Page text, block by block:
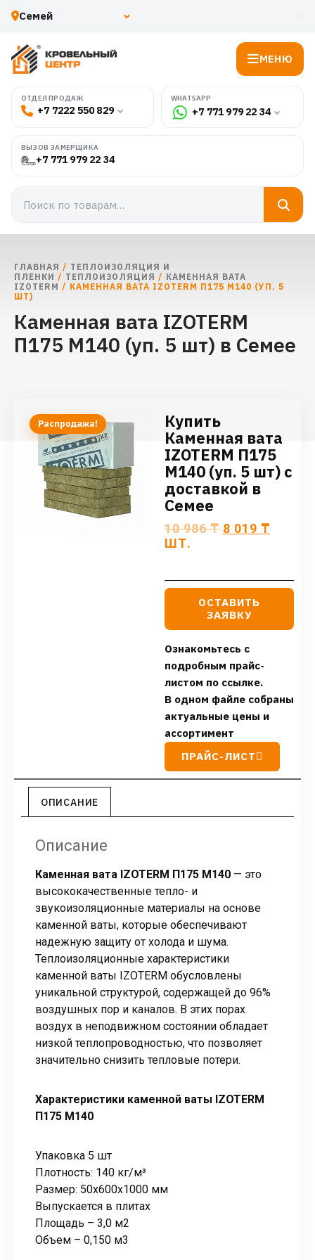
МЕНЮ
ОТДЕЛ ПРОДАЖ
+7 7222 550 829
WHATSAPP
+7 771 979 22 34
ВЫЗОВ ЗАМЕРЩИКА
+7 771 979 22 34
ГЛАВНАЯ / ТЕПЛОИЗОЛЯЦИЯ И
ПЛЕНКИ / ТЕПЛОИЗОЛЯЦИЯ / КАМЕННАЯ ВАТА
IZOTERM / КАМЕННАЯ ВАТА IZOTERM П175 М140 (УП. 5
ШТ)
Каменная вата IZOTERM
П175 М140 (уп. 5 шт) в Семее
Распродажа!
Купить
Каменная вата
IZOTERM П175
М140 (уп. 5 шт) с
доставкой в
Семее
10 986₸ 8 019 ₸
ШТ.
ОСТАВИТЬ
ЗАЯВКУ
Ознакомьтесь с
подробным прайс-
листом по ссылке.
В одном файле собраны
актуальные цены и
ассортимент
ПРАЙС-ЛИСТ
ОПИСАНИЕ
Описание
Каменная вата IZOTERM П175 М140 — это
высококачественные тепло- и
звукоизоляционные материалы на основе
каменной ваты, которые обеспечивают
надежную защиту от холода и шума.
Теплоизоляционные характеристики
каменной ваты IZOTERM обусловлены
уникальной структурой, содержащей до 96%
воздушных пор и каналов. В этих порах
воздух в неподвижном состоянии обладает
низкой теплопроводностью, что позволяет
значительно снизить тепловые потери.
Характеристики каменной ваты IZOTERM
П175 М140
Упаковка 5 шт
Плотность: 140 кг/м³
Размер: 50х600х1000 мм
Выпускается в плитах
Площадь – 3,0 м2
Объем – 0,150 м3